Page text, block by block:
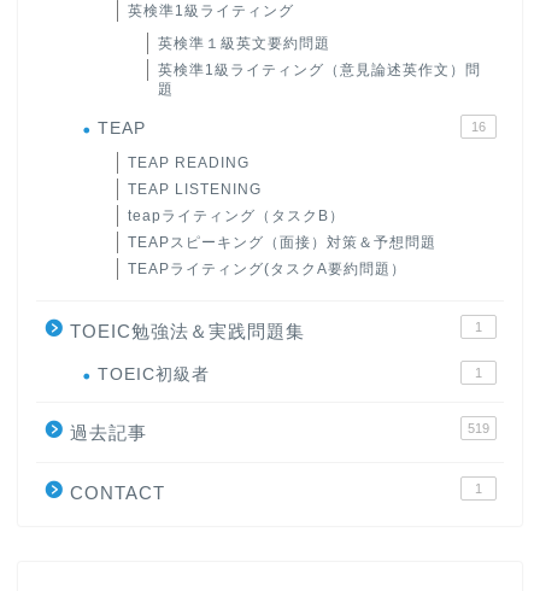
英検準1級ライティング
英検準１級英文要約問題
英検準1級ライティング（意見論述英作文）問
題
TEAP 16
TEAP READING
TEAP LISTENING
teapライティング（タスクB）
TEAPスピーキング（面接）対策＆予想問題
TEAPライティング(タスクA要約問題）
TOEIC勉強法＆実践問題集 1
TOEIC初級者 1
過去記事 519
CONTACT 1